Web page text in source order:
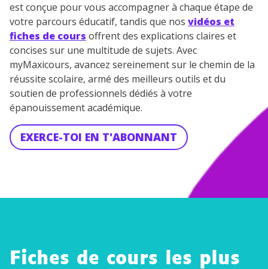
est conçue pour vous accompagner à chaque étape de
votre parcours éducatif, tandis que nos vidéos et
fiches de cours offrent des explications claires et
concises sur une multitude de sujets. Avec
myMaxicours, avancez sereinement sur le chemin de la
réussite scolaire, armé des meilleurs outils et du
soutien de professionnels dédiés à votre
épanouissement académique.
EXERCE-TOI EN T'ABONNANT
Fiches de cours les plus